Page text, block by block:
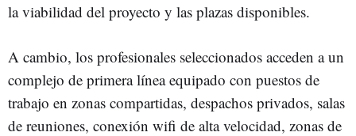
la viabilidad del proyecto y las plazas disponibles.
A cambio, los profesionales seleccionados acceden a un
complejo de primera línea equipado con puestos de
trabajo en zonas compartidas, despachos privados, salas
de reuniones, conexión wifi de alta velocidad, zonas de